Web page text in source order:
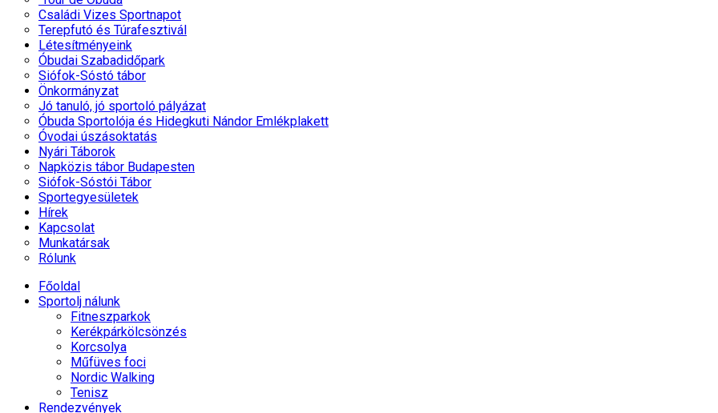
Családi Vizes Sportnapot
Terepfutó és Túrafesztivál
Létesítményeink
Óbudai Szabadidőpark
Siófok-Sóstó tábor
Önkormányzat
Jó tanuló, jó sportoló pályázat
Óbuda Sportolója és Hidegkuti Nándor Emlékplakett
Óvodai úszásoktatás
Nyári Táborok
Napközis tábor Budapesten
Siófok-Sóstói Tábor
Sportegyesületek
Hírek
Kapcsolat
Munkatársak
Rólunk
Főoldal
Sportolj nálunk
Fitneszparkok
Kerékpárkölcsönzés
Korcsolya
Műfüves foci
Nordic Walking
Tenisz
Rendezvények